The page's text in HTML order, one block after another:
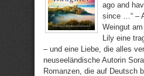
ago and
since …“ –
Weingut
Lily eine
– und eine Liebe, die alles
neuseeländische Autorin
Romanzen, die auf Deutsch